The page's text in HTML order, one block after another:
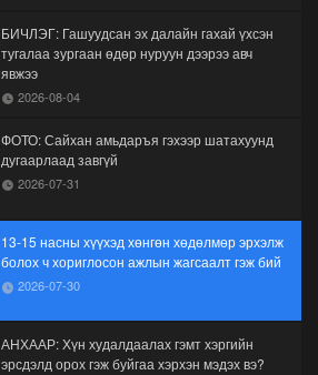
БИЧЛЭГ: Гашуудсан эх далайн гахай үхсэн
тугалаа зургаан өдөр нуруун дээрээ авч
явжээ
2026-08-04
ФОТО: Сайхан амьдаръя гэхээр шатахуунд
дугаарлаад завгүй
2026-07-31
13-15 насны хүүхэд хөнгөн хөдөлмөр эрхэлж
болох ч хориглосон ажлын жагсаалт гэж бий
2026-07-30
АНХААР: Хүн худалдаалах гэмт хэргийн
эрсдэлд орох гэж буйгаа хэрхэн мэдэх вэ?